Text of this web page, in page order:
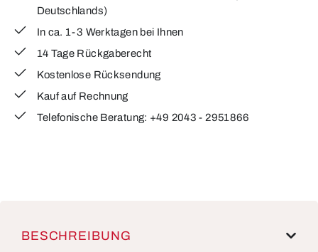
Deutschlands)
In ca. 1-3 Werktagen bei Ihnen
14 Tage Rückgaberecht
Kostenlose Rücksendung
Kauf auf Rechnung
Telefonische Beratung: +49 2043 - 2951866
BESCHREIBUNG